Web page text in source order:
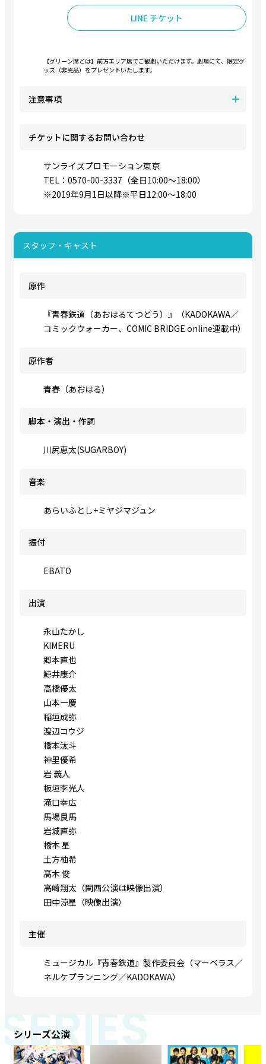
LINE チケット
【グリーン席とは】前方エリア席でご観劇いただけます。劇場にて、限定グ
ッズ（非売品）をプレゼントいたします。
注意事項
チケットに関するお問い合わせ
サンライズプロモーション東京
TEL：0570-00-3337（全日10:00～18:00）
※2019年9月1日以降※平日12:00～18:00
スタッフ・キャスト
原作
『青春鉄道（あおはるてつどう）』（KADOKAWA／
コミックウォーカー、COMIC BRIDGE online連載中）
原作者
青春（あおはる）
脚本・演出・作詞
川尻恵太(SUGARBOY)
音楽
あらいふとし+ミヤジマジュン
振付
EBATO
出演
永山たかし
KIMERU
郷本直也
鯨井康介
高橋優太
山本一慶
稲垣成弥
渡辺コウジ
橋本汰斗
神里優希
岩 義人
板垣李光人
滝口幸広
馬場良馬
岩城直弥
橋本 星
土方柚希
髙木 俊
高崎翔太（関西公演は映像出演）
田中涼星（映像出演）
主催
ミュージカル『青春鉄道』製作委員会（マーベラス／
ネルケプランニング／KADOKAWA）
シリーズ公演
SERIES